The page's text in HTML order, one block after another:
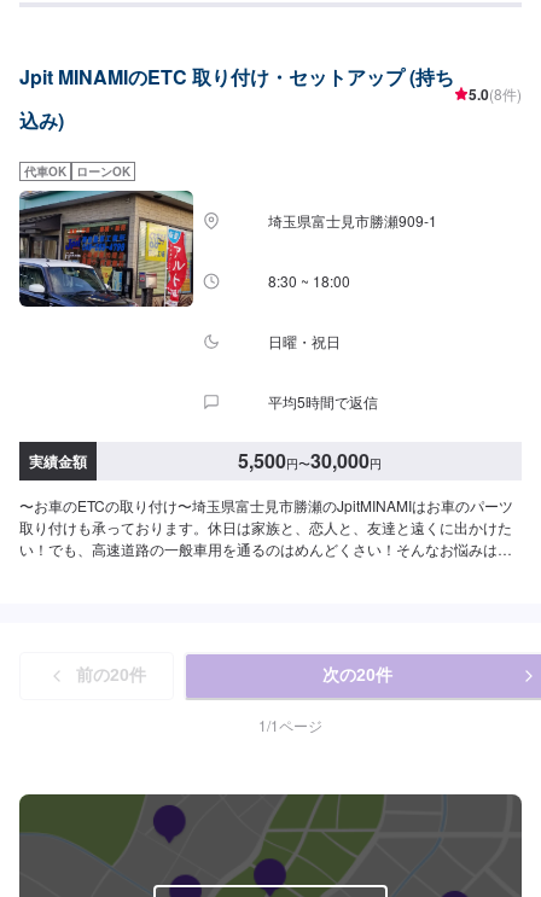
提案をさせていただいております。【1】オファーにてお問い合わせ【2】お
の方はオファーにて、車種情報と持ち込みパーツの詳細をお送りください。
店頭でのパーツのご購入をご希望の方も車種情報と購入希望の旨をオファー
備考欄に誤入力ください。<代車について>代車をご用意しています。お車の
おります。<定休日・営業時間>定休日：年中無休（大型連休のみ休み）営業
時間：9:00~21:00<輸入車のご注意>修理作業時に部品が必要な場合、一般的
に国内に流通している部品以外は本国取り寄せとなるため、作業完了までに
お時間をいただく場合がございます。また車の性質上、追加部品・作業が必
要となるケースがあり、その場合は都度ご連絡をさせていただきます。
Jpit MINAMIのETC 取り付け・セットアップ (持ち
込み)
5.0(8件)
代車OK ローンOK
埼玉県富士見市勝瀬909‐1
8:30 ~ 18:00
日曜・祝日
平均5時間で返信
実績金額 5,500円〜30,000円
〜お車のETCの取り付け〜埼玉県富士見市勝瀬のJpitMINAMIはお車のパーツ
取り付けも承っております。休日は家族と、恋人と、友達と遠くに出かけた
い！でも、高速道路の一般車用を通るのはめんどくさい！そんなお悩みは
さんのピットワーカーにおまかせください。【1】オファーにてお問い合わせ
【2】お見積り【3】お見積りにご納得いただければ作業開始【4】仕上がり
次第納車『代車について』代車をご用意しています。お車の作業中は代車を
ご利用ください。※代車の燃料代はお客様にご負担いただいております。『営
前の20件 次の20件
1/1ページ